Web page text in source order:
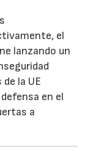
el
lanzando un
la UE
en el
a